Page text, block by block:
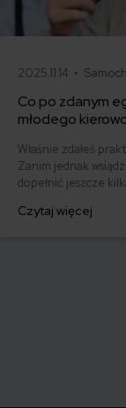
2025.11.14 •
Co po zdanym
młodego
Właśnie zdałeś
Zanim jednak
dopełnić jeszcze
którym szybko
Czytaj więcej